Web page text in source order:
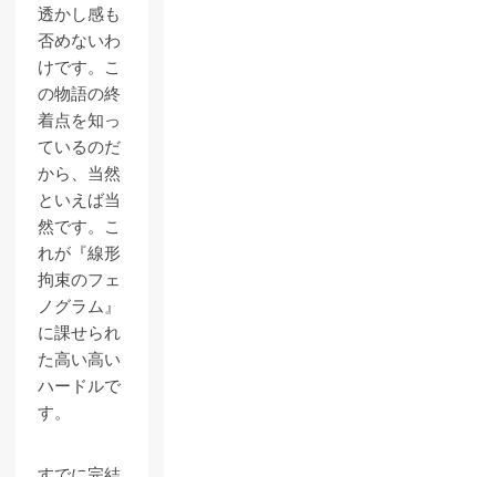
透かし感も
否めないわ
けです。こ
の物語の終
着点を知っ
ているのだ
から、当然
といえば当
然です。こ
れが『線形
拘束のフェ
ノグラム』
に課せられ
た高い高い
ハードルで
す。